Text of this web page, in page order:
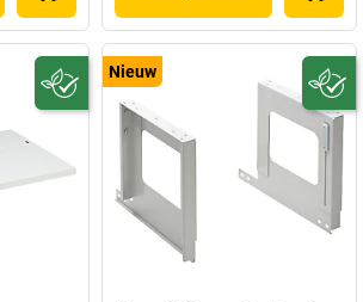
Nieuw